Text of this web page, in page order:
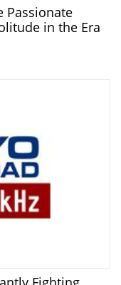
Passionate
in the Era